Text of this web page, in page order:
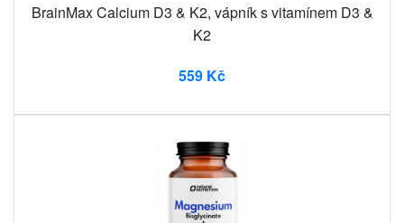
BrainMax Calcium D3 & K2, vápník s vitamínem D3 &
K2
559 Kč